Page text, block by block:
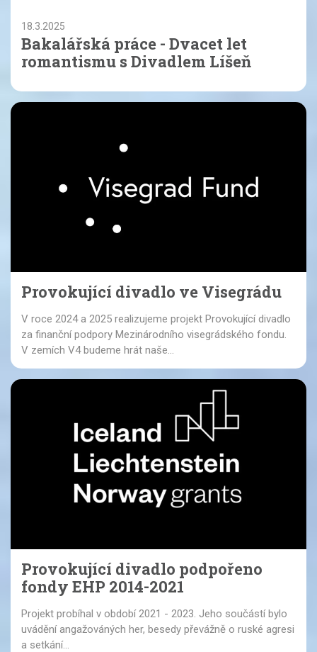
18.3.2025
Bakalářská práce - Dvacet let
romantismu s Divadlem Líšeň
Provokující divadlo ve Visegrádu
V roce 2024 a 2025 realizujeme projekt Provokující divadlo
za finanční podpory Mezinárodního visegrádského fondu.
V zemích V4 budeme hrát naše...
Provokující divadlo podpořeno
fondy EHP 2014-2021
Projekt probíhal v období 2021 - 2023. Jeho součástí bylo
uvádění angažováných her, besedy převážně o ruské agresi
a setkání...